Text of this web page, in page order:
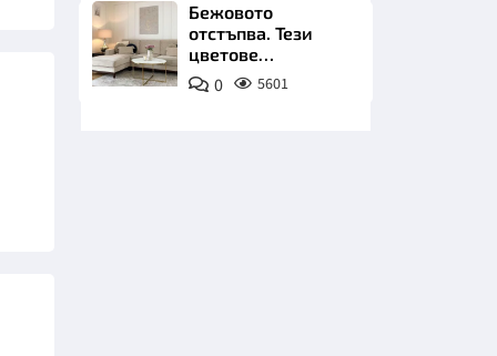
Бежовото
отстъпва. Тези
цветове
превземат
всекидневната
0 5601